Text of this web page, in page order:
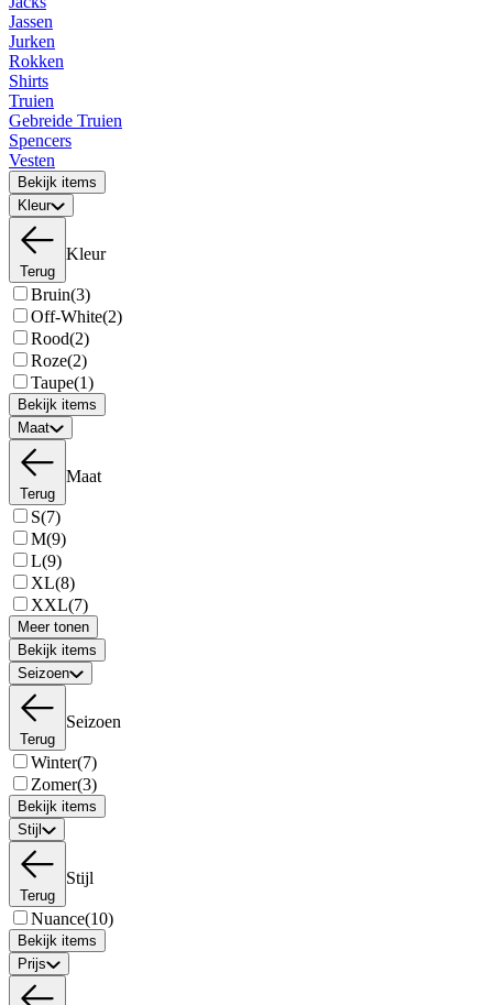
Jassen
Jurken
Rokken
Shirts
Truien
Gebreide Truien
Spencers
Vesten
Bekijk items
Kleur
Terug
Kleur
Bruin(3)
Off-White(2)
Rood(2)
Roze(2)
Taupe(1)
Bekijk items
Maat
Terug
Maat
S(7)
M(9)
L(9)
XL(8)
XXL(7)
Meer tonen
Bekijk items
Seizoen
Terug
Seizoen
Winter(7)
Zomer(3)
Bekijk items
Stijl
Terug
Stijl
Nuance(10)
Bekijk items
Prijs